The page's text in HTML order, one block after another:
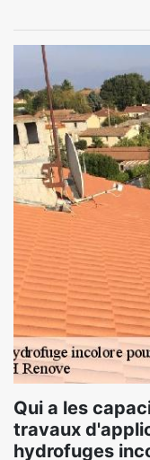
Qui a les
travaux
hydrofuges